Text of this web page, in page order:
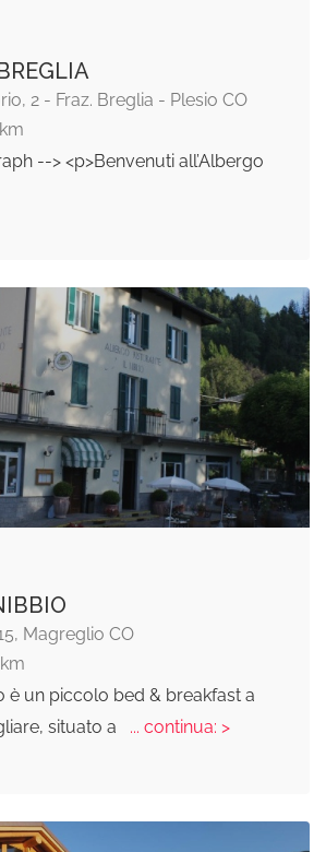
2 - Fraz. Breglia - Plesio CO
--> <p>Benvenuti all’Albergo
Magreglio CO
è un piccolo bed & breakfast a
situato a
... continua: >